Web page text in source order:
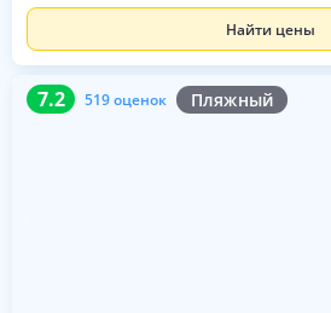
Найти цены
7.2 519 оценок Пляжный
7.2 519 оценок